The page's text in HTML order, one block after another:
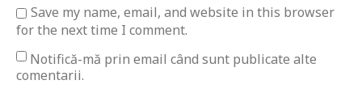
Save my name, email, and website in this browser
for the next time I comment.
Notifică-mă prin email când sunt publicate alte
comentarii.